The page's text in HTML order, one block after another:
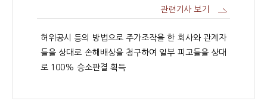
관련기사 보기
허위공시 등의 방법으로 주가조작을 한 회사와 관계자
들을 상대로 손해배상을 청구하여 일부 피고들을 상대
로 100% 승소판결 획득